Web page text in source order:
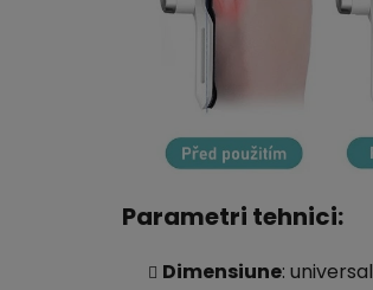
Parametri tehnici:
Dimensiune: universal